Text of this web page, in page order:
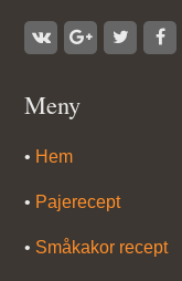
Meny
• Hem
• Pajerecept
• Småkakor recept